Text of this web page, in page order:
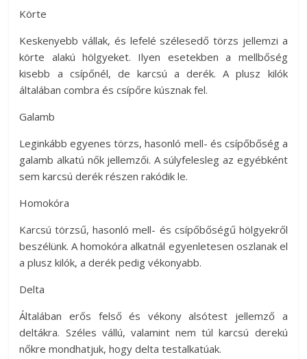
Körte
Keskenyebb vállak, és lefelé szélesedő törzs jellemzi a
körte alakú hölgyeket. Ilyen esetekben a mellbőség
kisebb a csípőnél, de karcsú a derék. A plusz kilók
általában combra és csípőre kúsznak fel.
Galamb
Leginkább egyenes törzs, hasonló mell- és csípőbőség a
galamb alkatú nők jellemzői. A súlyfelesleg az egyébként
sem karcsú derék részen rakódik le.
Homokóra
Karcsú törzsű, hasonló mell- és csípőbőségű hölgyekről
beszélünk. A homokóra alkatnál egyenletesen oszlanak el
a plusz kilók, a derék pedig vékonyabb.
Delta
Általában erős felső és vékony alsótest jellemző a
deltákra. Széles vállú, valamint nem túl karcsú derekú
nőkre mondhatjuk, hogy delta testalkatúak.